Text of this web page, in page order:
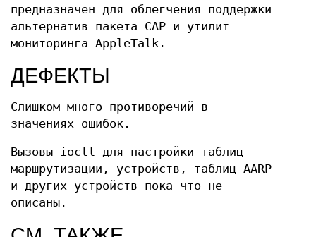
предназначен для облегчения поддержки
альтернатив пакета CAP и утилит
мониторинга AppleTalk.
ДЕФЕКТЫ
Слишком много противоречий в
значениях ошибок.
Вызовы ioctl для настройки таблиц
маршрутизации, устройств, таблиц AARP
и других устройств пока что не
описаны.